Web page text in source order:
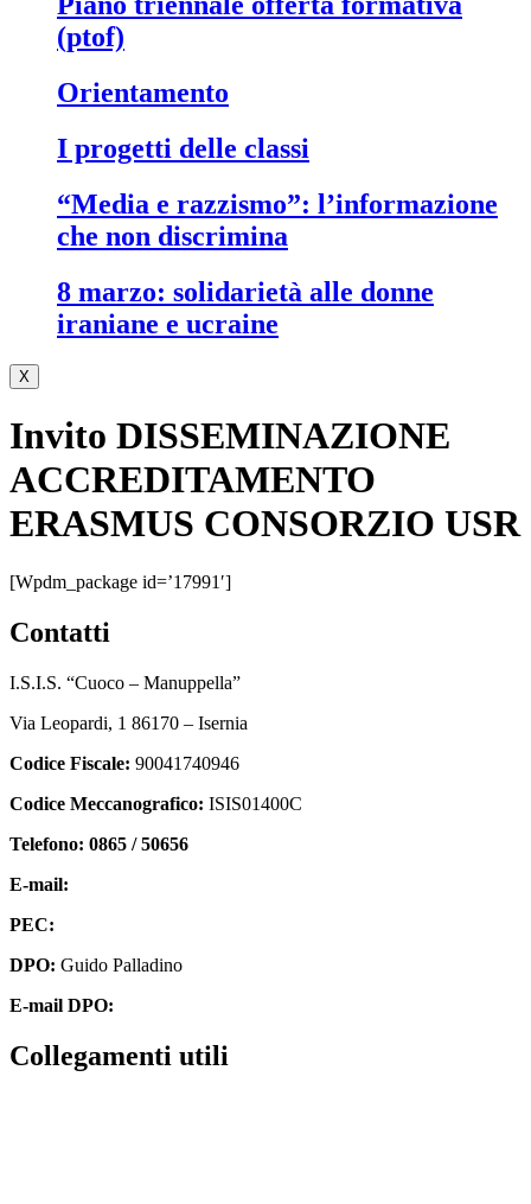
(ptof)
orientamento
i progetti delle classi
“media e razzismo”: l’informazione
che non discrimina
8 marzo: solidarietà alle donne
iraniane e ucraine
X
Invito DISSEMINAZIONE
ACCREDITAMENTO
ERASMUS CONSORZIO USR
[wpdm_package id=’17991′]
contatti
I.S.I.S. “Cuoco – Manuppella”
Via Leopardi, 1 86170 – Isernia
Codice Fiscale: 90041740946
Codice Meccanografico: ISIS01400C
Telefono: 0865 / 50656
E-mail:
PEC:
DPO: Guido Palladino
E-mail DPO:
collegamenti utili